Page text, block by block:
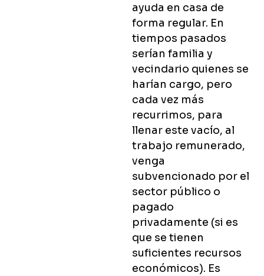
ayuda en casa de
forma regular. En
tiempos pasados
serían familia y
vecindario quienes se
harían cargo, pero
cada vez más
recurrimos, para
llenar este vacío, al
trabajo remunerado,
venga
subvencionado por el
sector público o
pagado
privadamente (si es
que se tienen
suficientes recursos
económicos). Es